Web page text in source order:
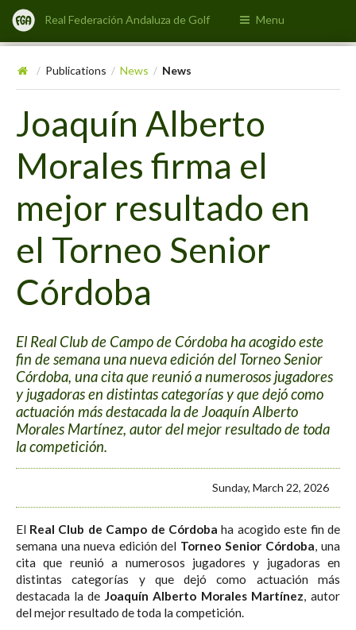
Real Federación Andaluza de Golf Menu
/ Publications / News / News
Joaquín Alberto
Morales firma el
mejor resultado en
el Torneo Senior
Córdoba
El Real Club de Campo de Córdoba ha acogido este
fin de semana una nueva edición del Torneo Senior
Córdoba, una cita que reunió a numerosos jugadores
y jugadoras en distintas categorías y que dejó como
actuación más destacada la de Joaquín Alberto
Morales Martínez, autor del mejor resultado de toda
la competición.
Sunday, March 22, 2026
El Real Club de Campo de Córdoba ha acogido este fin de
semana una nueva edición del Torneo Senior Córdoba, una
cita que reunió a numerosos jugadores y jugadoras en
distintas categorías y que dejó como actuación más
destacada la de Joaquín Alberto Morales Martínez, autor
del mejor resultado de toda la competición.